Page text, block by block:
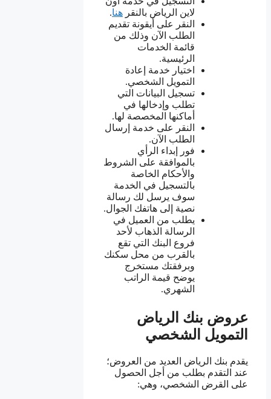
لاين الرياض بالنقر هنا.
النقر على أيقونة تقديم
الطلب الآن وذلك من
قائمة الخدمات
الرئيسية.
اختيار خدمة إعادة
التمويل الشخصي.
تسجيل البيانات التي
تطلب وإدخالها في
أماكنها المخصصة لها.
النقر على خدمة إرسال
الطلب الآن.
فور إبداء الرأي
بالموافقة على الشروط
والأحكام الخاصة
بالتسجيل في الخدمة
سوف يرسل لك رسالة
نصية إلى هاتفك الجوال.
يطلب من العميل في
الرسالة الذهاب لأحد
فروع البنك التي تقع
بالقرب من محل سكنك
وبرفقتك مستخرج
يوضح قيمة الراتب
الشهري.
عروض بنك الرياض
التمويل الشخصي
يقدم بنك الرياض العديد من العروض؛
عند التقدم بطلب من أجل الحصول
على القرض الشخصي، وهي: